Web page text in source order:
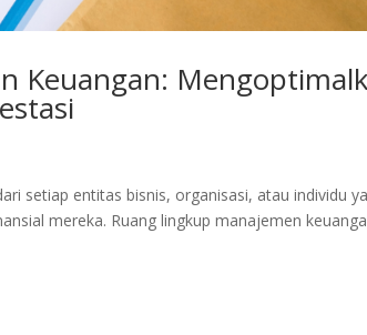
Keuangan:
setiap entitas bisnis, organisasi, atau individu
mereka. Ruang lingkup manajemen